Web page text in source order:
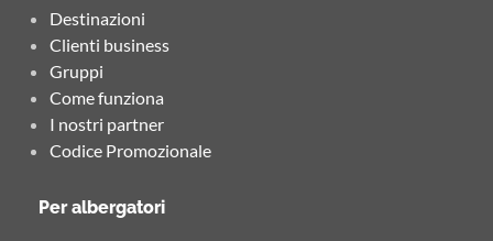
Destinazioni
Clienti business
Gruppi
Come funziona
I nostri partner
Codice Promozionale
Per albergatori